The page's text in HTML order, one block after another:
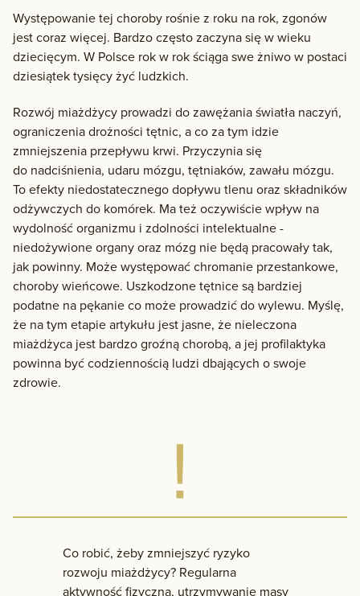
Występowanie tej choroby rośnie z roku na rok, zgonów
jest coraz więcej. Bardzo często zaczyna się w wieku
dziecięcym. W Polsce rok w rok ściąga swe żniwo w postaci
dziesiątek tysięcy żyć ludzkich.
Rozwój miażdżycy prowadzi do zawężania światła naczyń,
ograniczenia drożności tętnic, a co za tym idzie
zmniejszenia przepływu krwi. Przyczynia się
do nadciśnienia, udaru mózgu, tętniaków, zawału mózgu.
To efekty niedostatecznego dopływu tlenu oraz składników
odżywczych do komórek. Ma też oczywiście wpływ na
wydolność organizmu i zdolności intelektualne -
niedożywione organy oraz mózg nie będą pracowały tak,
jak powinny. Może występować chromanie przestankowe,
choroby wieńcowe. Uszkodzone tętnice są bardziej
podatne na pękanie co może prowadzić do wylewu. Myślę,
że na tym etapie artykułu jest jasne, że nieleczona
miażdżyca jest bardzo groźną chorobą, a jej profilaktyka
powinna być codziennością ludzi dbających o swoje
zdrowie.
Co robić, żeby zmniejszyć ryzyko
rozwoju miażdżycy? Regularna
aktywność fizyczna, utrzymywanie masy